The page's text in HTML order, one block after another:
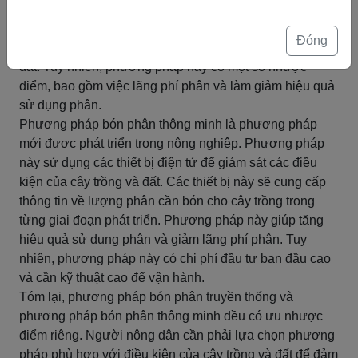
này đơn giản và dễ thực hiện. Người nông dân sử dụng
phân hữu cơ hoặc phân hóa học và bón trực tiếp vào
đất. Tuy nhiên, phương pháp này có một số nhược
điểm, bao gồm việc lãng phí phân và làm giảm hiệu quả
sử dụng phân.
Phương pháp bón phân thông minh là phương pháp
mới được phát triển trong nông nghiệp. Phương pháp
này sử dụng các thiết bị điện tử để giám sát các điều
kiện của cây trồng và đất. Các thiết bị này sẽ cung cấp
thông tin về lượng phân cần bón cho cây trồng trong
từng giai đoạn phát triển. Phương pháp này giúp tăng
hiệu quả sử dụng phân và giảm lãng phí phân. Tuy
nhiên, phương pháp này có chi phí đầu tư ban đầu cao
và cần kỹ thuật cao để vận hành.
Tóm lại, phương pháp bón phân truyền thống và
phương pháp bón phân thông minh đều có ưu nhược
điểm riêng. Người nông dân cần phải lựa chọn phương
pháp phù hợp với điều kiện của cây trồng và đất để đảm
Đóng